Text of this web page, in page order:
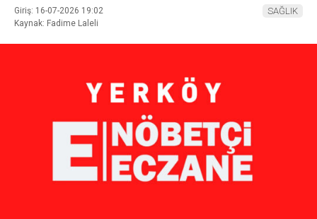
Giriş: 16-07-2026 19:02
Kaynak: Fadime Laleli
SAĞLIK